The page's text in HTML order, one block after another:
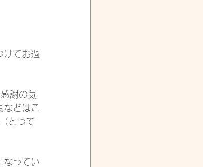
けてお過
謝の気
どはこ
とって
なってい